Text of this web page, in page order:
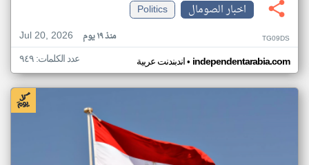
اخبار الصومال
Politics
Jul 20, 2026
منذ ١٩ يوم TG09DS
اندبندنت عربية• independentarabia.com عدد الكلمات: ٩٤٩